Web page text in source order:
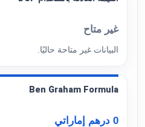
غير متاح
البيانات غير متاحة حاليًا.
Ben Graham Formula
0 درهم إماراتي